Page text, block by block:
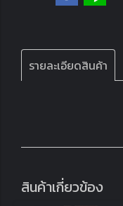
รายละเอียดสินค้า
สินค้าเกี่ยวข้อง